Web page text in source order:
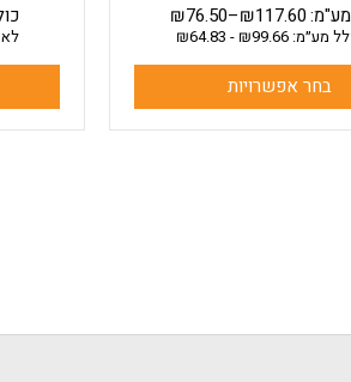
₪76.50–₪117.60
מע״מ: ₪99.66
-
₪64.83
בחר אפשרויות